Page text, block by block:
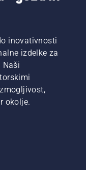
inovativnosti
izdelke za
Naši
okolje.